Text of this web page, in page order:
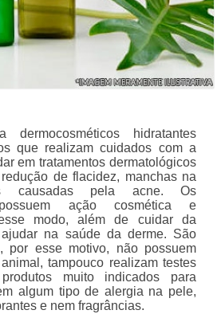
hidratantes
que realizam cuidados com a
em tratamentos dermatológicos
de flacidez, manchas na
causadas pela acne. Os
possuem ação cosmética e
modo, além de cuidar da
na saúde da derme. São
por esse motivo, não possuem
tampouco realizam testes
muito indicados para
algum tipo de alergia na pele,
e nem fragrâncias.